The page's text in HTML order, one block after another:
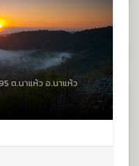
ต.นาแห้ว อ.นาแห้ว